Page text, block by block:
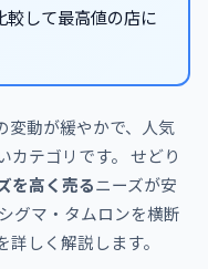
して最高値の店に
変動が緩やかで、人気
カテゴリです。 せどり
を高く売るニーズが安
グマ・タムロンを横断
しく解説します。